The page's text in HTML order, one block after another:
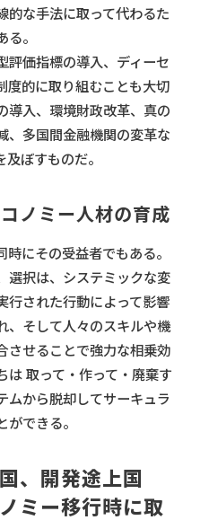
的な手法に取って代わるた
。
評価指標の導入、ディーセ
度的に取り組むことも大切
導入、環境財政改革、真の
、多国間金融機関の変革な
ぼすものだ。
ノミー人材の育成
にその受益者でもある。
選択は、システミックな変
行された行動によって影響
、そして人々のスキルや機
させることで強力な相乗効
は 取って・作って・廃棄す
ムから脱却してサーキュラ
できる。
、開発途上国
ミー移行時に取